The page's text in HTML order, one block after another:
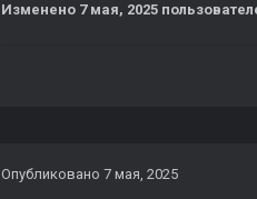
Изменено 7 мая, 2025
Опубликовано 7 мая, 2025